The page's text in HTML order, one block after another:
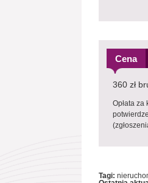
Cena
360 zł
Opłata za
Tagi: